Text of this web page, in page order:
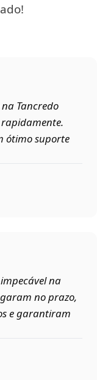
Tancredo
rapidamente.
ótimo suporte
na
no prazo,
e garantiram